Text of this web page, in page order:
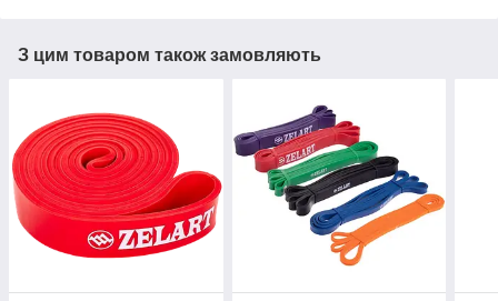
З цим товаром також замовляють